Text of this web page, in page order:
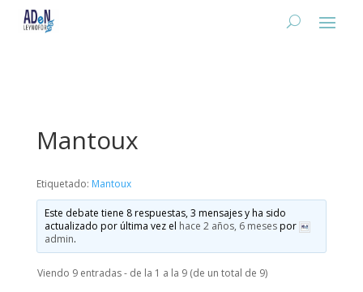
Mantoux
Etiquetado: Mantoux
Este debate tiene 8 respuestas, 3 mensajes y ha sido
actualizado por última vez el hace 2 años, 6 mesespor
admin.
Viendo 9 entradas - de la 1 a la 9 (de un total de 9)